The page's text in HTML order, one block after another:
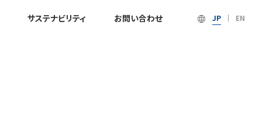
サステナビリティ お問い合わせ JP EN